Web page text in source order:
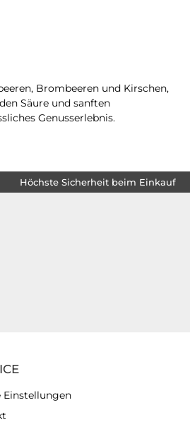
Brombeeren und Kirschen,
Säure und sanften
Genusserlebnis.
Höchste Sicherheit beim Einkauf
Einstellungen